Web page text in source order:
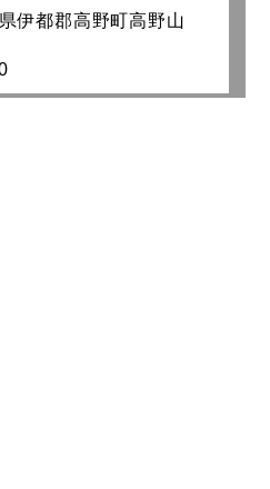
伊都郡高野町高野山